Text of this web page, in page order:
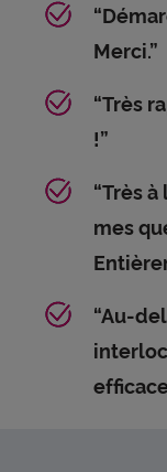
Merci.”
“Très
!”
“Très
mes
“Au-